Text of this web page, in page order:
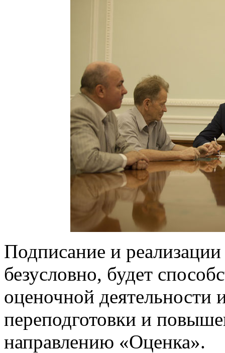
Подписание и
безусловно, будет
оценочной деятельности
переподготовки и
направлению «Оценка».